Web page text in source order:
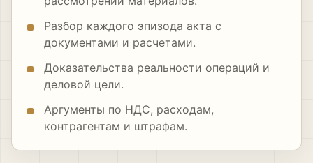
Разбор каждого эпизода акта с
документами и расчетами.
Доказательства реальности операций и
деловой цели.
Аргументы по НДС, расходам,
контрагентам и штрафам.